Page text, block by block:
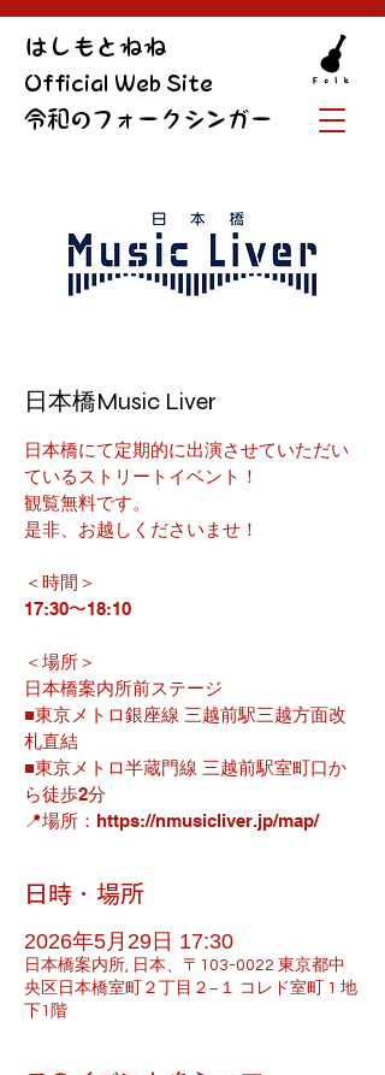
令和のフォークシンガー
​はしもとねね
Official Web Site
日本橋Music Liver
日本橋にて定期的に出演させていただい
ているストリートイベント！
観覧無料です。
是非、お越しくださいませ！
＜時間＞
17:30〜18:10
＜場所＞
日本橋案内所前ステージ
■東京メトロ銀座線 三越前駅三越方面改
札直結
■東京メトロ半蔵門線 三越前駅室町口か
ら徒歩2分
📍場所：https://nmusicliver.jp/map/
日時・場所
2026年5月29日 17:30
日本橋案内所, 日本、〒103-0022 東京都中
央区日本橋室町２丁目２−１ コレド室町 1 地
下1階